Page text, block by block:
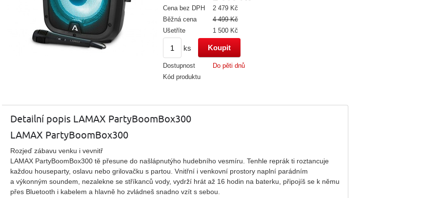
Cena bez DPH
2 479 Kč
Běžná cena
4 499 Kč
Ušetříte
1 500 Kč
ks
Dostupnost
Do pěti dnů
Kód produktu
Detailní popis LAMAX PartyBoomBox300
LAMAX PartyBoomBox300
Rozjeď zábavu venku i vevnitř
LAMAX PartyBoomBox300 tě přesune do našlápnutýho hudebního vesmíru. Tenhle reprák ti roztancuje
každou houseparty, oslavu nebo grilovačku s partou. Vnitřní i venkovní prostory naplní parádním
a výkonným soundem, nezalekne se stříkanců vody, vydrží hrát až 16 hodin na baterku, připojíš se k němu
přes Bluetooth i kabelem a hlavně ho zvládneš snadno vzít s sebou.